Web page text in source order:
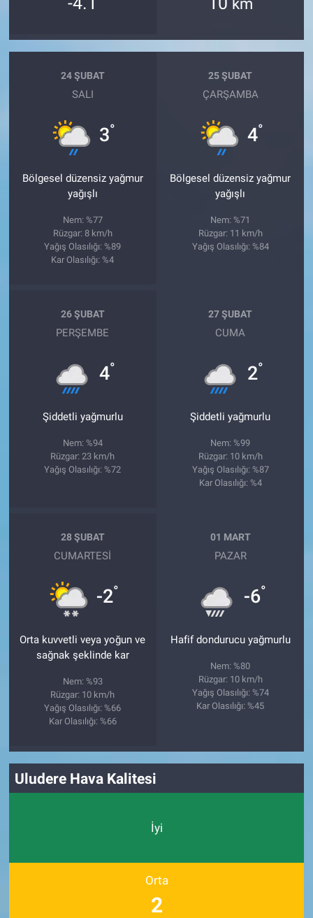
km
24 ŞUBAT
SALI
3°
Bölgesel düzensiz yağmur
yağışlı
Nem: %77
Rüzgar: 8 km/h
Yağış Olasılığı: %89
Kar Olasılığı: %4
25 ŞUBAT
ÇARŞAMBA
4°
Bölgesel düzensiz yağmur
yağışlı
Nem: %71
Rüzgar: 11 km/h
Yağış Olasılığı: %84
26 ŞUBAT
PERŞEMBE
4°
Şiddetli yağmurlu
Nem: %94
Rüzgar: 23 km/h
Yağış Olasılığı: %72
27 ŞUBAT
CUMA
2°
Şiddetli yağmurlu
Nem: %99
Rüzgar: 10 km/h
Yağış Olasılığı: %87
Kar Olasılığı: %4
28 ŞUBAT
CUMARTESI
-2°
Orta kuvvetli veya yoğun ve
sağnak şeklinde kar
Nem: %93
Rüzgar: 10 km/h
Yağış Olasılığı: %66
Kar Olasılığı: %66
01 MART
PAZAR
-6°
Hafif dondurucu yağmurlu
Nem: %80
Rüzgar: 10 km/h
Yağış Olasılığı: %74
Kar Olasılığı: %45
Uludere Hava Kalitesi
İyi
Orta
2